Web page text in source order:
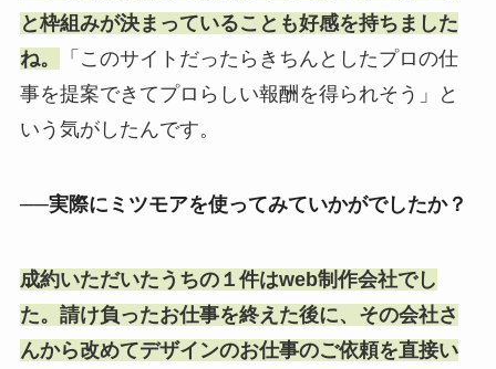
と枠組みが決まっていることも好感を持ちました
ね。
「このサイトだったらきちんとしたプロの仕
事を提案できてプロらしい報酬を得られそう」と
いう気がしたんです。
──実際にミツモアを使ってみていかがでしたか？
成約いただいたうちの１件はweb制作会社でし
た。請け負ったお仕事を終えた後に、その会社さ
んから改めてデザインのお仕事のご依頼を直接い